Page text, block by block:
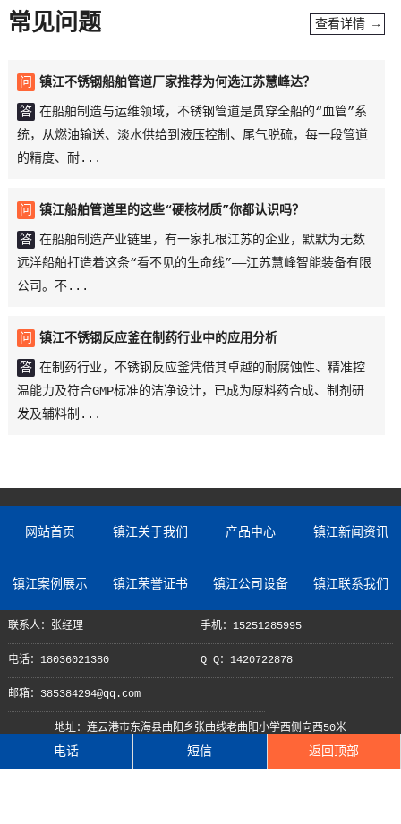
查看详情 →
常见问题
问 镇江不锈钢船舶管道厂家推荐为何选江苏慧峰达？
答 在船舶制造与运维领域，不锈钢管道是贯穿全船的“血管”系
统，从燃油输送、淡水供给到液压控制、尾气脱硫，每一段管道
的精度、耐...
问 镇江船舶管道里的这些“硬核材质”你都认识吗？
答 在船舶制造产业链里，有一家扎根江苏的企业，默默为无数
远洋船舶打造着这条“看不见的生命线”——江苏慧峰智能装备有限
公司。不...
问 镇江不锈钢反应釜在制药行业中的应用分析
答 在制药行业，不锈钢反应釜凭借其卓越的耐腐蚀性、精准控
温能力及符合GMP标准的洁净设计，已成为原料药合成、制剂研
发及辅料制...
网站首页 镇江关于我们 产品中心 镇江新闻资讯
镇江案例展示 镇江荣誉证书 镇江公司设备 镇江联系我们
联系人：张经理 手机：15251285995
电话：18036021380 Q Q：1420722878
邮箱：385384294@qq.com
地址：连云港市东海县曲阳乡张曲线老曲阳小学西侧向西50米
电话 短信 返回顶部